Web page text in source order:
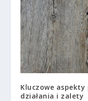
Kluczowe
działania i zalety